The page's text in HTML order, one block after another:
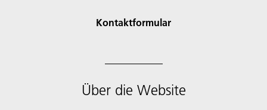
Kontaktformular
Über die Website